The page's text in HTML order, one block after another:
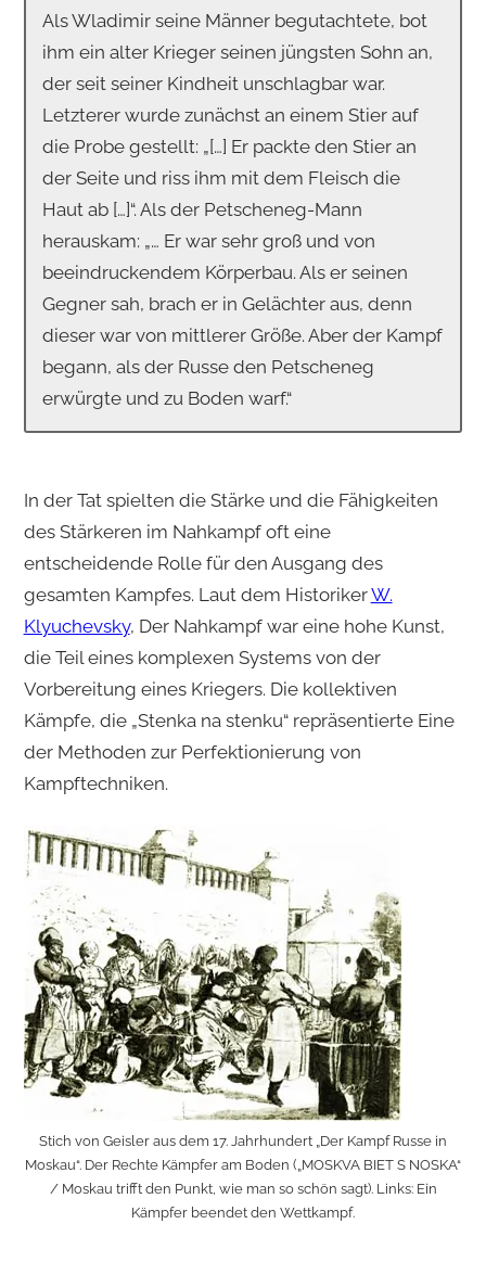
Als Wladimir seine Männer begutachtete, bot
ihm ein alter Krieger seinen jüngsten Sohn an,
der seit seiner Kindheit unschlagbar war.
Letzterer wurde zunächst an einem Stier auf
die Probe gestellt: „[…] Er packte den Stier an
der Seite und riss ihm mit dem Fleisch die
Haut ab […]“. Als der Petscheneg-Mann
herauskam: „… Er war sehr groß und von
beeindruckendem Körperbau. Als er seinen
Gegner sah, brach er in Gelächter aus, denn
dieser war von mittlerer Größe. Aber der Kampf
begann, als der Russe den Petscheneg
erwürgte und zu Boden warf.“
In der Tat spielten die Stärke und die Fähigkeiten
des Stärkeren im Nahkampf oft eine
entscheidende Rolle für den Ausgang des
gesamten Kampfes. Laut dem HistorikerW.
Klyuchevsky, Der Nahkampf war eine hohe Kunst,
die Teil eines komplexen Systems von der
Vorbereitung eines Kriegers. Die kollektiven
Kämpfe, die „Stenka na stenku“ repräsentierte Eine
der Methoden zur Perfektionierung von
Kampftechniken.
Stich von Geisler aus dem 17. Jahrhundert „Der Kampf Russe in
Moskau“. Der Rechte Kämpfer am Boden („MOSKVA BIET S NOSKA“
/ Moskau trifft den Punkt, wie man so schön sagt). Links: Ein
Kämpfer beendet den Wettkampf.